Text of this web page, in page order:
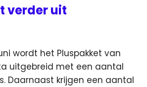
verder uit
wordt het Pluspakket van
uitgebreid met een aantal
Daarnaast krijgen een aantal